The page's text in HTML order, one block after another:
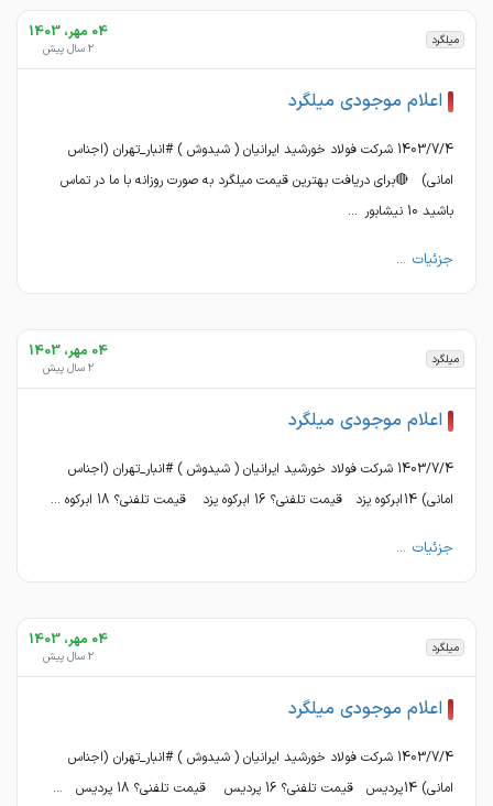
میلگرد 04 مهر، 1403
2 سال پیش
اعلام موجودی میلگرد
1403/7/4 شرکت فولاد خورشید ایرانیان ( شیدوش ) #انبار_تهران (اجناس
امانی) 🔴برای دریافت بهترین قیمت میلگرد به صورت روزانه با ما در تماس
باشید 10 نیشابور ...
جزئیات ...
میلگرد 04 مهر، 1403
2 سال پیش
اعلام موجودی میلگرد
1403/7/4 شرکت فولاد خورشید ایرانیان ( شیدوش ) #انبار_تهران (اجناس
امانی) 14 ابرکوه یزد قیمت تلفنی؟ 16 ابرکوه یزد قیمت تلفنی؟ 18 ابرکوه ...
جزئیات ...
میلگرد 04 مهر، 1403
2 سال پیش
اعلام موجودی میلگرد
1403/7/4 شرکت فولاد خورشید ایرانیان ( شیدوش ) #انبار_تهران (اجناس
امانی) 14 پردیس قیمت تلفنی؟ 16 پردیس قیمت تلفنی؟ 18 پردیس ...